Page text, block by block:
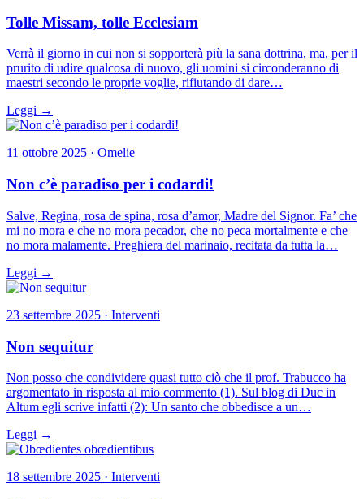
Tolle Missam, tolle Ecclesiam
Verrà il giorno in cui non si sopporterà più la sana dottrina, ma, per il
prurito di udire qualcosa di nuovo, gli uomini si circonderanno di
maestri secondo le proprie voglie, rifiutando di dare…
Leggi →
11 ottobre 2025 · Omelie
Non c’è paradiso per i codardi!
Salve, Regina, rosa de spina, rosa d’amor, Madre del Signor. Fa’ che
mi no mora e che no mora pecador, che no peca mortalmente e che
no mora malamente. Preghiera del marinaio, recitata da tutta la…
Leggi →
23 settembre 2025 · Interventi
Non sequitur
Non posso che condividere quasi tutto ciò che il prof. Trabucco ha
argomentato in risposta al mio commento (1). Sul blog di Duc in
Altum egli scrive infatti (2): Un santo che obbedisce a un…
Leggi →
18 settembre 2025 · Interventi